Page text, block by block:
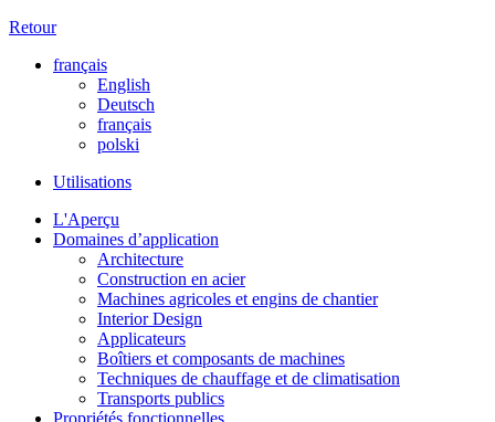
Retour
français
English
Deutsch
français
polski
Utilisations
L'Aperçu
Domaines d’application
Architecture
Construction en acier
Machines agricoles et engins de chantier
Interior Design
Applicateurs
Boîtiers et composants de machines
Techniques de chauffage et de climatisation
Transports publics
Propriétés fonctionnelles